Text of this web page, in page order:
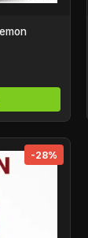
-28%